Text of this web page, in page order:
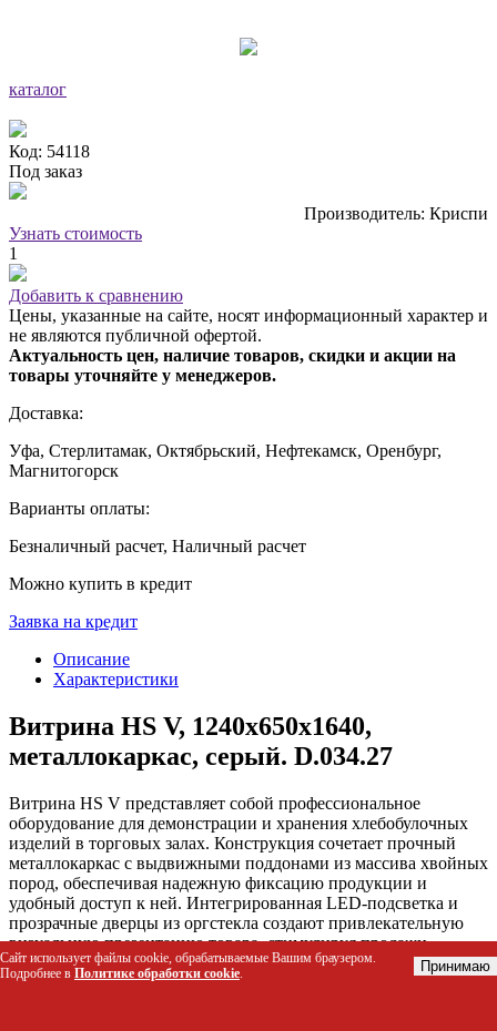
каталог
Код: 54118
Под заказ
Производитель: Криспи
Узнать стоимость
1
Добавить к сравнению
Цены, указанные на сайте, носят информационный характер и
не являются публичной офертой.
Актуальность цен, наличие товаров, скидки и акции на
товары уточняйте у менеджеров.
Доставка:
Уфа, Стерлитамак, Октябрьский, Нефтекамск, Оренбург,
Магнитогорск
Варианты оплаты:
Безналичный расчет, Наличный расчет
Можно купить в кредит
Заявка на кредит
Описание
Характеристики
Витрина HS V, 1240x650x1640,
металлокаркас, серый. D.034.27
Витрина HS V представляет собой профессиональное
оборудование для демонстрации и хранения хлебобулочных
изделий в торговых залах. Конструкция сочетает прочный
металлокаркас с выдвижными поддонами из массива хвойных
пород, обеспечивая надежную фиксацию продукции и
удобный доступ к ней. Интегрированная LED-подсветка и
прозрачные дверцы из оргстекла создают привлекательную
визуальную презентацию товара, стимулируя продажи.
Кому подойдет этот товар
Сайт использует файлы cookie, обрабатываемые Вашим браузером.
Подробнее в Политике обработки cookie. Принимаю